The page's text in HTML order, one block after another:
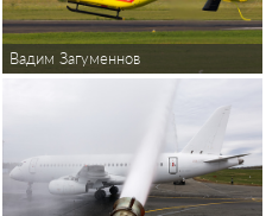
Вадим Загуменнов